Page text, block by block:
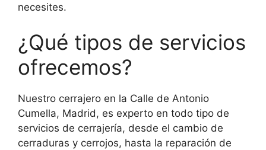
necesites.
¿Qué tipos de servicios
ofrecemos?
Nuestro cerrajero en la Calle de Antonio
Cumella, Madrid, es experto en todo tipo de
servicios de cerrajería, desde el cambio de
cerraduras y cerrojos, hasta la reparación de